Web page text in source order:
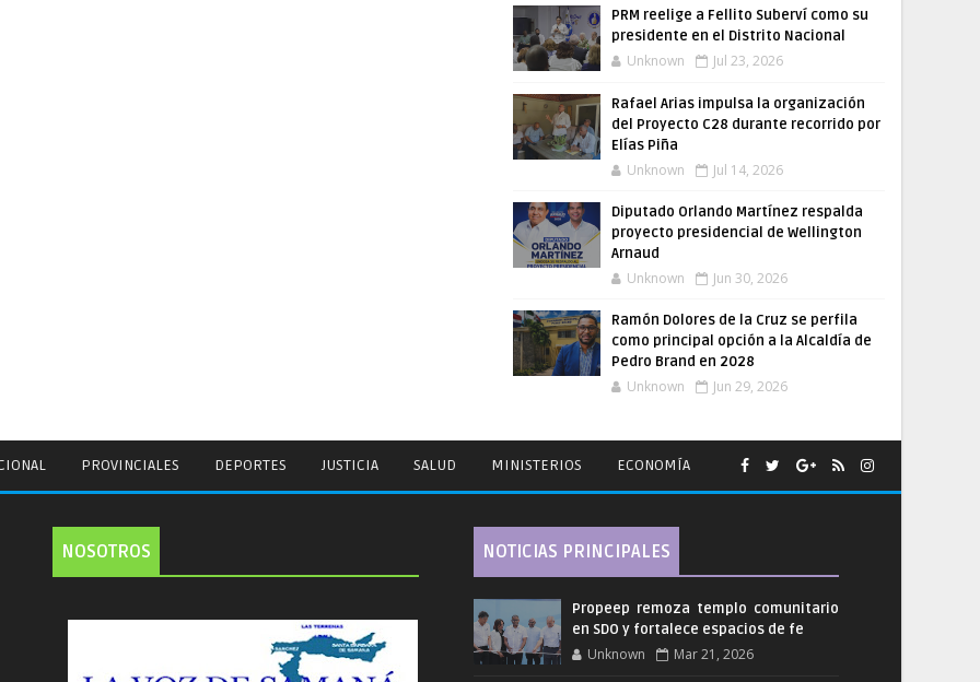
PRM reelige a Fellito Suberví como su
presidente en el Distrito Nacional
Unknown Jul 23, 2026
Rafael Arias impulsa la organización
del Proyecto C28 durante recorrido por
Elías Piña
Unknown Jul 14, 2026
Diputado Orlando Martínez respalda
proyecto presidencial de Wellington
Arnaud
Unknown Jun 30, 2026
Ramón Dolores de la Cruz se perfila
como principal opción a la Alcaldía de
Pedro Brand en 2028
Unknown Jun 29, 2026
PROVINCIALES DEPORTES JUSTICIA SALUD MINISTERIOS ECONOMÍA
NOSOTROS NOTICIAS PRINCIPALES
Propeep remoza templo comunitario
en SDO y fortalece espacios de fe
Unknown Mar 21, 2026